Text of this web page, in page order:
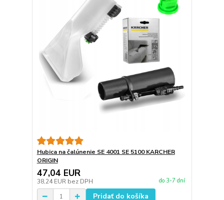
Hubica na čalúnenie SE 4001 SE 5100 KARCHER
ORIGIN
47,04 EUR
38,24 EUR bez DPH do 3-7 dní
Pridať do košíka